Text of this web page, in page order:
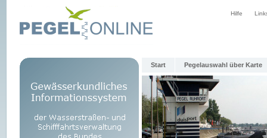
Hilfe
Start Pegelauswahl über Karte